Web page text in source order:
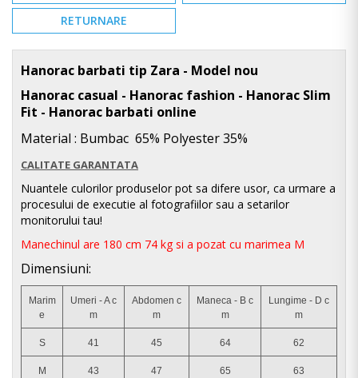
RETURNARE
Hanorac barbati tip Zara - Model nou
Hanorac casual - Hanorac fashion - Hanorac Slim
Fit - Hanorac barbati online
Material : Bumbac 65% Polyester 35%
CALITATE GARANTATA
Nuantele culorilor produselor pot sa difere usor, ca urmare a
procesului de executie al fotografiilor sau a setarilor
monitorului tau!
Manechinul are 180 cm 74 kg si a pozat cu marimea M
Dimensiuni:
Marim
e
Umeri - A c
m
Abdomen c
m
Maneca - B c
m
Lungime - D c
m
S 41 45 64 62
M 43 47 65 63